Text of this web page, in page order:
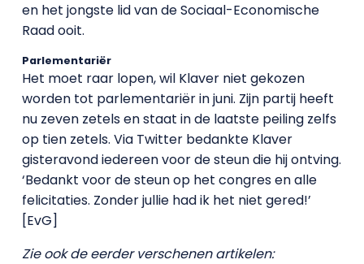
en het jongste lid van de Sociaal-Economische
Raad ooit.
Parlementariër
Het moet raar lopen, wil Klaver niet gekozen
worden tot parlementariër in juni. Zijn partij heeft
nu zeven zetels en staat in de laatste peiling zelfs
op tien zetels. Via Twitter bedankte Klaver
gisteravond iedereen voor de steun die hij ontving.
‘Bedankt voor de steun op het congres en alle
felicitaties. Zonder jullie had ik het niet gered!’
[EvG]
Zie ook de eerder verschenen artikelen: